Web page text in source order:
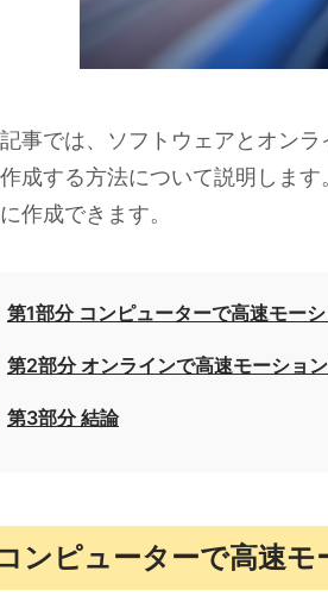
事では、ソフトウェアとオン
成する方法について説明しま
作成できます。
第1部分 コンピューターで高速モー
第2部分 オンラインで高速モーショ
第3部分 結論
ンピューターで高速